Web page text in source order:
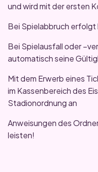
und wird mit der ersten
Bei Spielabbruch
Bei Spielausfall oder
automatisch seine
Mit dem Erwerb eines
im Kassenbereich des
Stadionordnung an
Anweisungen des
leisten!